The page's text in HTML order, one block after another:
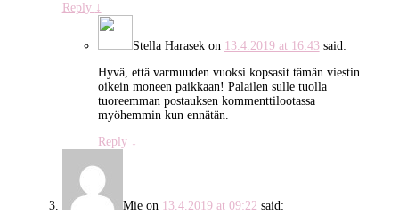
Reply ↓
Stella Harasekon 13.4.2019 at 16:43 said:
Hyvä, että varmuuden vuoksi kopsasit tämän viestin
oikein moneen paikkaan! Palailen sulle tuolla
tuoreemman postauksen kommenttilootassa
myöhemmin kun ennätän.
Reply ↓
Mieon 13.4.2019 at 09:22 said: